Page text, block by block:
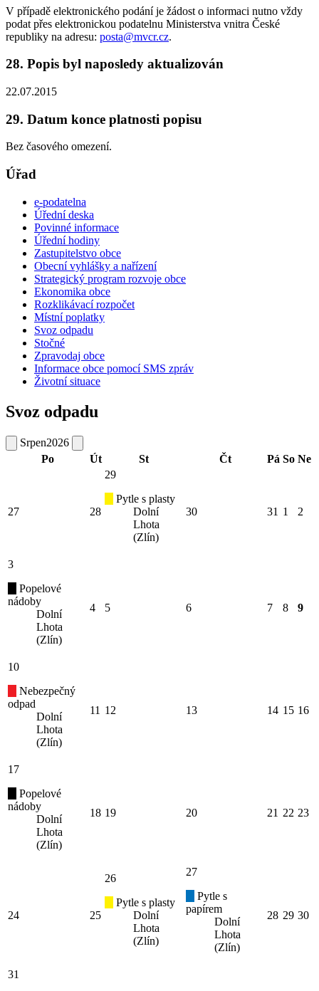
V případě elektronického podání je žádost o informaci nutno vždy
podat přes elektronickou podatelnu Ministerstva vnitra České
republiky na adresu: posta@mvcr.cz.
28. Popis byl naposledy aktualizován
22.07.2015
29. Datum konce platnosti popisu
Bez časového omezení.
Úřad
e-podatelna
Úřední deska
Povinné informace
Úřední hodiny
Zastupitelstvo obce
Obecní vyhlášky a nařízení
Strategický program rozvoje obce
Ekonomika obce
Rozklikávací rozpočet
Místní poplatky
Svoz odpadu
Stočné
Zpravodaj obce
Informace obce pomocí SMS zpráv
Životní situace
Svoz odpadu
Srpen2026
Po
Út St Čt Pá So Ne
27 28
29
Pytle s plasty
Dolní
Lhota
(Zlín)
30 31 1 2
3
Popelové
nádoby
Dolní
Lhota
(Zlín)
4 5 6 7 8 9
10
Nebezpečný
odpad
Dolní
Lhota
(Zlín)
11 12 13 14 15 16
17
Popelové
nádoby
Dolní
Lhota
(Zlín)
18 19 20 21 22 23
24 25
26
Pytle s plasty
Dolní
Lhota
(Zlín)
27
Pytle s
papírem
Dolní
Lhota
(Zlín)
28 29 30
31